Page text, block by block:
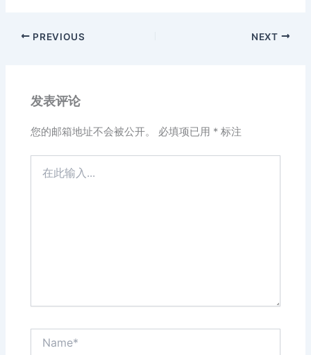
PREVIOUS NEXT
发表评论
您的邮箱地址不会被公开。 必填项已用 * 标注